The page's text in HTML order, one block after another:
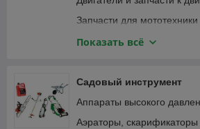
Запчасти для мототехники
Зарядные устройства,
Крепежные изделия
Лампочки и светильники
Ленты
Показать всё
Садовый инструмент
Аппараты высокого
Аэраторы, скарификаторы